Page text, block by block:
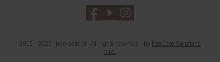
2015 - 2026 lipoelastic.at - All rights reserved - by ProCorp Solutions
s.r.o.